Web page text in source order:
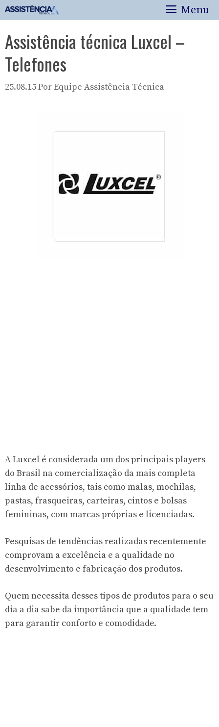
Pular
para
conteúdo
Menu
Assistência técnica Luxcel –
Telefones
25.08.15PorEquipe Assistência Técnica
A Luxcel é considerada um dos principais players
do Brasil na comercialização da mais completa
linha de acessórios, tais como malas, mochilas,
pastas, frasqueiras, carteiras, cintos e bolsas
femininas, com marcas próprias e licenciadas.
Pesquisas de tendências realizadas recentemente
comprovam a excelência e a qualidade no
desenvolvimento e fabricação dos produtos.
Quem necessita desses tipos de produtos para o seu
dia a dia sabe da importância que a qualidade tem
para garantir conforto e comodidade.